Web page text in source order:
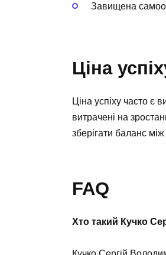
Завищена
Ціна
Ціна успіху часто є
витрачені на
зберігати баланс
FAQ
Хто такий Кучко